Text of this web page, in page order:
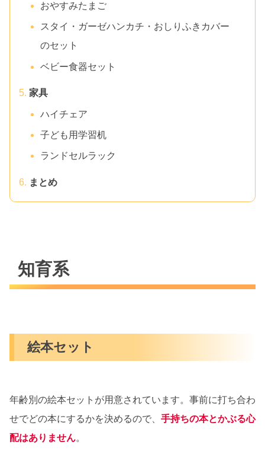
おやすみたまご
スタイ・ガーゼハンカチ・おしりふきカバー
のセット
ベビー食器セット
家具
ハイチェア
子ども用学習机
ランドセルラック
まとめ
知育系
絵本セット
年齢別の絵本セットが用意されています。事前に打ち合わ
せでどの本にするかを決めるので、 手持ちの本とかぶる心
配はありません。